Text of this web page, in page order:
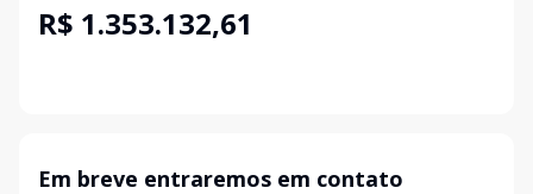
R$ 1.353.132,61
Em breve entraremos em contato